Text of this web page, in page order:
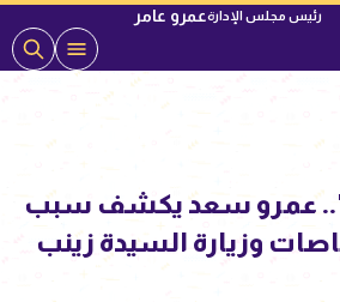
رئيس مجلس الإدارةعمرو عامر
عمرو سعد يكشف سبب
وزيارة السيدة زينب